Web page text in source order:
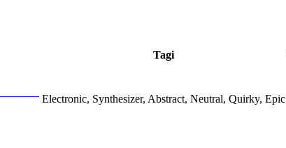
Tagi
Electronic, Synthesizer, Abstract, Neutral, Quirky, Epic